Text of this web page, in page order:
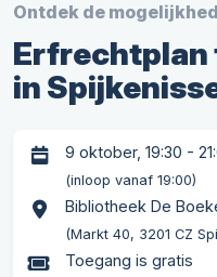
Ontdek de
Erfrechtplan
in
9 oktober, 19:30 -
(inloop vanaf 19:00)
Bibliotheek De
(Markt 40, 3201 CZ
Toegang is gratis